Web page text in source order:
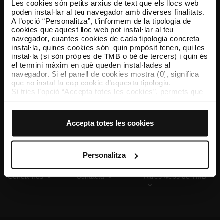
Les cookies són petits arxius de text que els llocs web
poden instal·lar al teu navegador amb diverses finalitats.
A l’opció “Personalitza”, t’informem de la tipologia de
cookies que aquest lloc web pot instal·lar al teu
navegador, quantes cookies de cada tipologia concreta
instal·la, quines cookies són, quin propòsit tenen, qui les
instal·la (si són pròpies de TMB o bé de tercers) i quin és
el termini màxim en què queden instal·lades al
navegador. Si el panell de cookies mostra (0), significa
que no instal·la cap cookie d’aquesta tipologia.
Si tries l’opció “Accepta totes les cookies”, permets que
El selector que es troba a la dreta de cada tipologia de
cookies d’aquella classe.
Un cop hagis marcat les teves preferències, has de fer
clic sobre “Selecciona i configura”. Així, s’instal·laran
només les cookies de la tipologia que hagis seleccionat
personalització, perquè permeten recordar les teves
opcions de navegació (com ara l’idioma) i milloren la teva
Accepta totes les cookies
Personalitza
TMB App
Descarrega’t TMB App i compra els teus bitllets
App Store Google Play
Coneix-nos Contacta Altres webs de TMB